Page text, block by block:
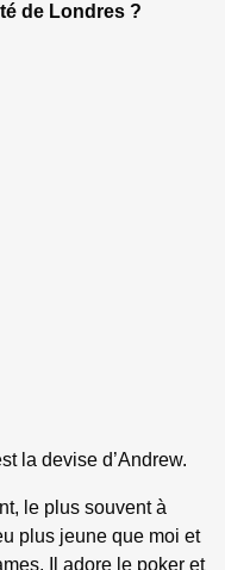
de Londres ?
la devise d’Andrew.
le plus souvent à
plus jeune que moi et
Il adore le poker et